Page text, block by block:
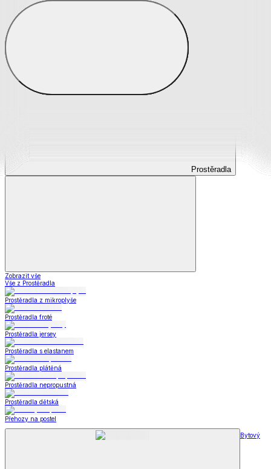
Prostěradla
Prostěradla
Zobrazit vše
Vše z Prostěradla
Prostěradla z mikroplyše
Prostěradla froté
Prostěradla jersey
Prostěradla s elastanem
Prostěradla plátěná
Prostěradla nepropustná
Prostěradla dětská
Přehozy na postel
Bytový